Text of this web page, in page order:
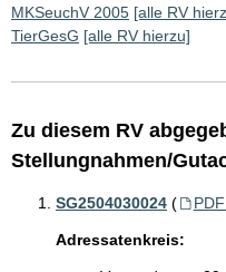
MKSeuchV 2005 [alle RV
TierGesG [alle RV hierzu]
Zu diesem RV
Stellungnahmen/
SG2504030024 (
Adressatenkreis: